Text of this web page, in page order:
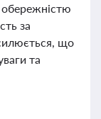
обережністю
за
що
та